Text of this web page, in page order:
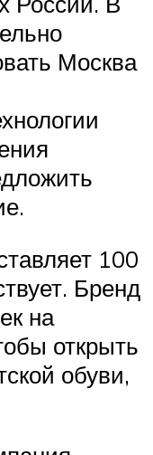
Москва
100
Бренд
на
открыть
обуви,